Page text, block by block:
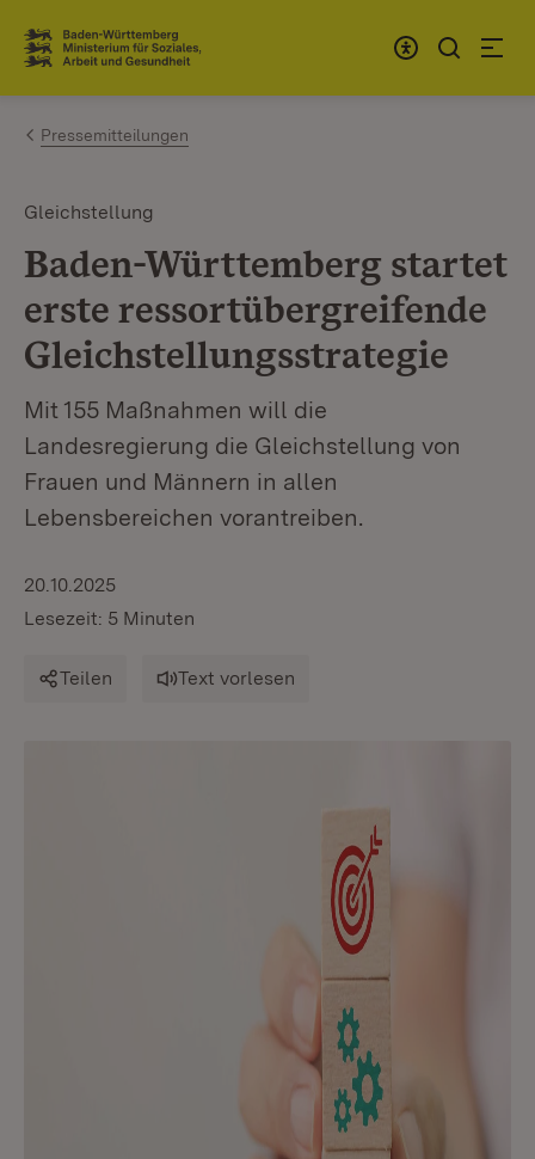
Zum Inhalt springen
Link zur Startseite
Pressemitteilungen
Gleichstellung
Baden-Württemberg startet
erste ressortübergreifende
Gleichstellungsstrategie
Mit 155 Maßnahmen will die
Landesregierung die Gleichstellung von
Frauen und Männern in allen
Lebensbereichen vorantreiben.
20.10.2025
Lesezeit: 5 Minuten
Teilen Text vorlesen